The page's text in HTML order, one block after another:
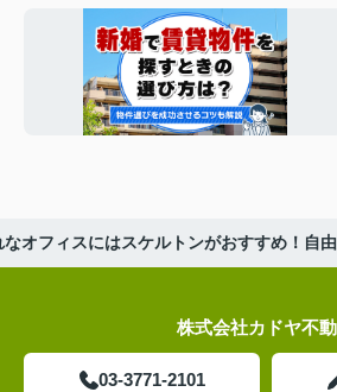
なオフィスにはスケルトンがおすすめ！自
株式会社カドヤ不
03-3771-2101